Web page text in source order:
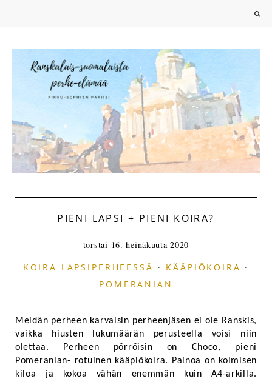
PIENI LAPSI + PIENI KOIRA?
torstai 16. heinäkuuta 2020
KOIRA LAPSIPERHEESSÄ · KÄÄPIÖKOIRA ·
POMERANIAN
Meidän perheen karvaisin perheenjäsen ei ole Ranskis,
vaikka hiusten lukumäärän perusteella voisi niin
olettaa. Perheen pörröisin on Choco, pieni
Pomeranian- rotuinen kääpiökoira. Painoa on kolmisen
kiloa ja kokoa vähän enemmän kuin A4-arkilla.